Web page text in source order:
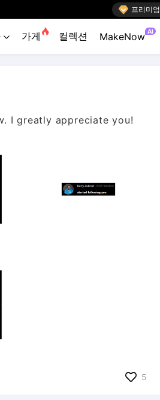
 프리미엄
 가게  컬렉션 MakeNow AI
I greatly appreciate you!
5